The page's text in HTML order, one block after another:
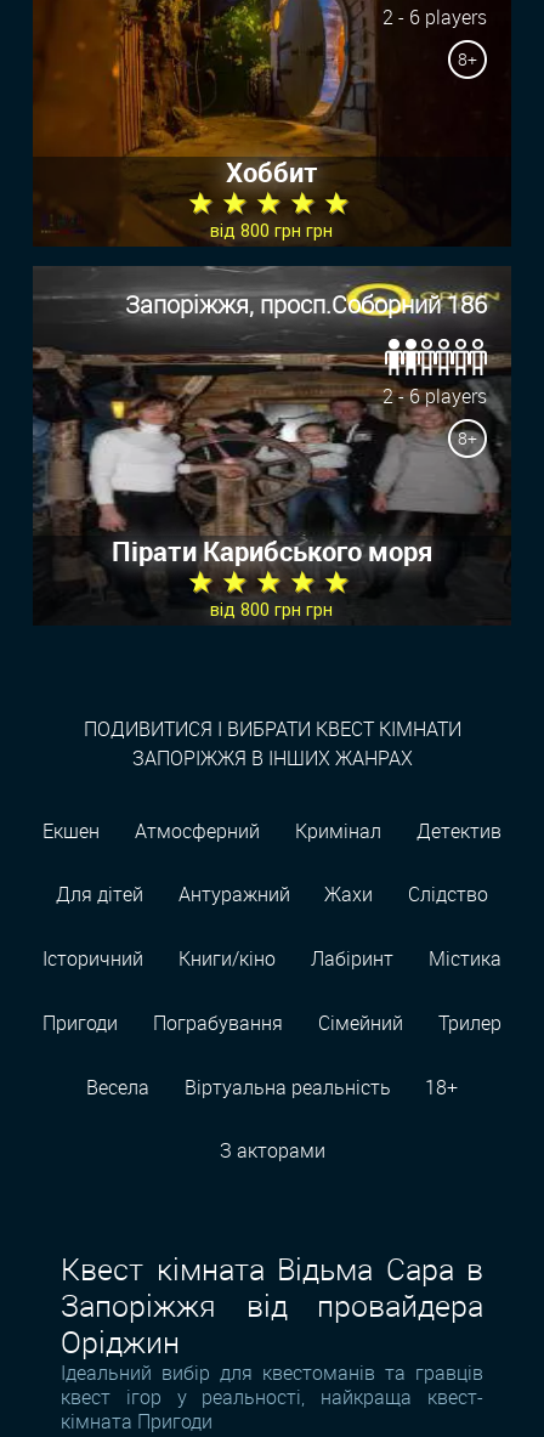
2 - 6 players
8+
Хоббит
★ ★ ★ ★ ★
від 800 грн грн
Запоріжжя, просп.Соборний 186
2 - 6 players
8+
Пірати Карибського моря
★ ★ ★ ★ ★
від 800 грн грн
ПОДИВИТИСЯ І ВИБРАТИ КВЕСТ КІМНАТИ
ЗАПОРІЖЖЯ В ІНШИХ ЖАНРАХ
Екшен Атмосферний Кримінал Детектив
Для дітей Антуражний Жахи Слідство
Історичний Книги/кіно Лабіринт Містика
Пригоди Пограбування Сімейний Трилер
Весела Віртуальна реальність 18+
З акторами
Квест кімната Відьма Сара в
Запоріжжя від провайдера
Оріджин
Ідеальний вибір для квестоманів та гравців
квест ігор у реальності, найкраща квест-
кімната Пригоди